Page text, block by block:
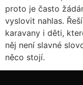
proto je často
vyslovit nahlas.
karavany i děti,
něj není slavné
něco stojí.